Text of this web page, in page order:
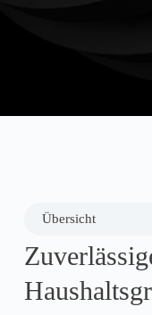
Effizienz und
Übersicht